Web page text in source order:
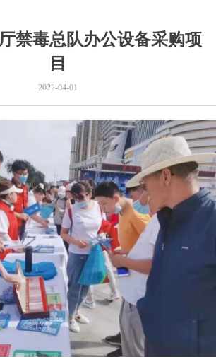
禁毒总队办公设备采购项
目
2022-04-01